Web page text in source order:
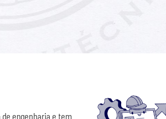
de engenharia e tem